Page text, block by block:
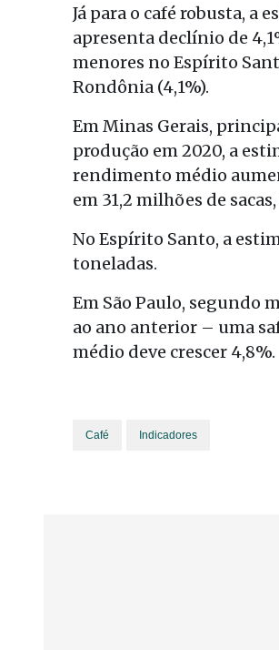
Já para o café robusta, a
apresenta declínio de
menores no Espírito
Rondônia (4,1%).
Em Minas Gerais,
produção em 2020, a
rendimento médio
em 31,2 milhões de
No Espírito Santo, a
toneladas.
Em São Paulo, segundo
ao ano anterior – uma
médio deve crescer 4,8%.
Café Indicadores